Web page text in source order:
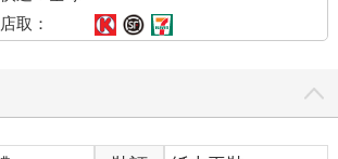
取：